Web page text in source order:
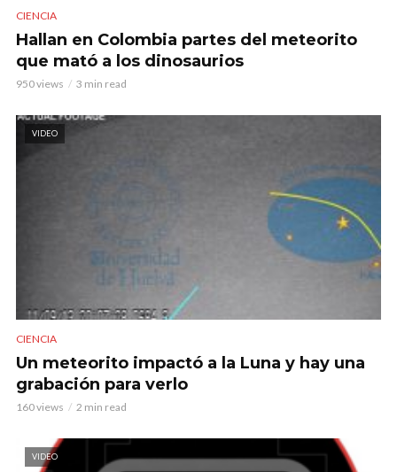
CIENCIA
Hallan en Colombia partes del meteorito
que mató a los dinosaurios
950 views 3 min read
VIDEO
CIENCIA
Un meteorito impactó a la Luna y hay una
grabación para verlo
160 views 2 min read
VIDEO